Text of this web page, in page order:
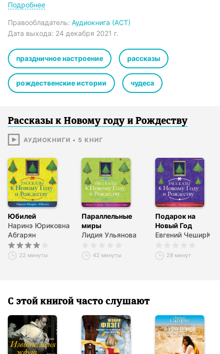
случаются. Кто-то, уже давно отчаявшийся, вдруг находит
просто хорошего человека, который помогает в трудную
минуту. У кого-то исполняются желания, кто-то сам
© Малявин Максим, 2021
© & ℗ ООО «Издательство АСТ», «Аудиокнига», 2021
Подробнее
Правообладатель: Аудиокнига (АСТ)
Дата выхода: 24 декабря 2021 г.
праздничное настроение рассказы
рождественские истории чудеса
Рассказы к Новому году и Рождеству
АУДИОКНИГИ • 5 КНИГ
Юбилей
Наринэ Юриковна
Абгарян
22 минуты
Параллельные
миры
Лидия Ульянова
42 минуты
Подарок на
Новый Год
Евгений ЧеширКо
28 минут
С этой книгой часто слушают